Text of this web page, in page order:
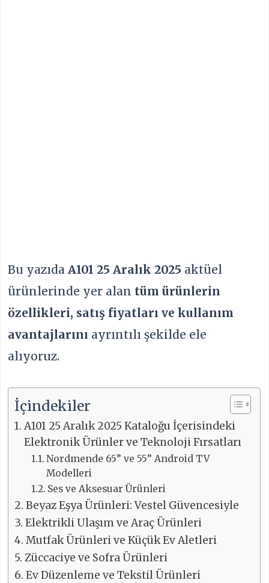
Bu yazıdaA101 25 Aralık 2025 aktüel
ürünlerinde yer alan tüm ürünlerin
özellikleri, satış fiyatları ve kullanım
avantajlarını ayrıntılı şekilde ele
alıyoruz.
İçindekiler
A101 25 Aralık 2025 Kataloğu İçerisindeki
Elektronik Ürünler ve Teknoloji Fırsatları
Nordmende 65” ve 55” Android TV
Modelleri
Ses ve Aksesuar Ürünleri
Beyaz Eşya Ürünleri: Vestel Güvencesiyle
Elektrikli Ulaşım ve Araç Ürünleri
Mutfak Ürünleri ve Küçük Ev Aletleri
Züccaciye ve Sofra Ürünleri
Ev Düzenleme ve Tekstil Ürünleri